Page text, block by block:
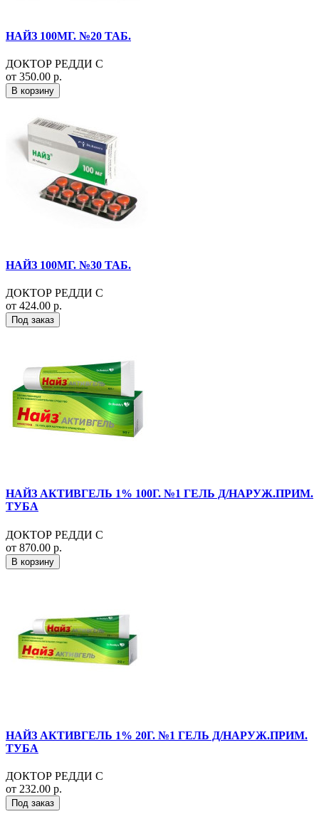
НАЙЗ 100МГ. №20 ТАБ.
ДОКТОР РЕДДИ С
от 350.00 р.
В корзину
НАЙЗ 100МГ. №30 ТАБ.
ДОКТОР РЕДДИ С
от 424.00 р.
Под заказ
НАЙЗ АКТИВГЕЛЬ 1% 100Г. №1 ГЕЛЬ Д/НАРУЖ.ПРИМ.
ТУБА
ДОКТОР РЕДДИ С
от 870.00 р.
В корзину
НАЙЗ АКТИВГЕЛЬ 1% 20Г. №1 ГЕЛЬ Д/НАРУЖ.ПРИМ.
ТУБА
ДОКТОР РЕДДИ С
от 232.00 р.
Под заказ